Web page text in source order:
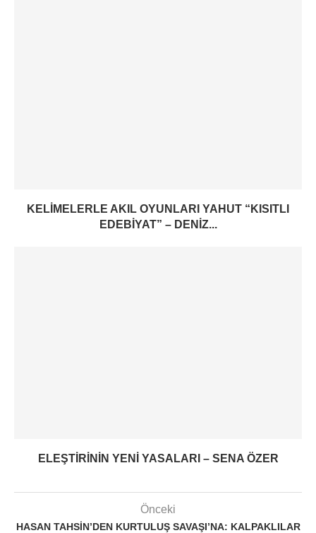
KELIMELERLE AKIL OYUNLARI YAHUT “KISITLI
EDEBIYAT” – DENIZ...
ELEŞTIRININ YENI YASALARI – SENA ÖZER
Önceki
HASAN TAHSIN’DEN KURTULUŞ SAVAŞI’NA: KALPAKLILAR